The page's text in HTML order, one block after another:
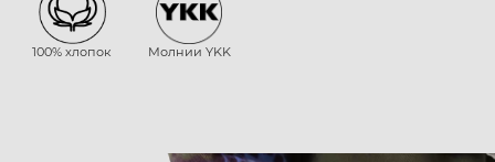
100% хлопок Молнии YKK